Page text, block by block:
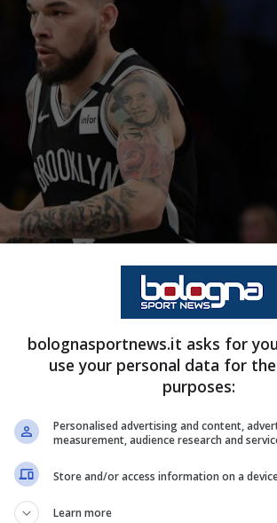
tempo il roster e per la casella di
bolognasportnews.it asks for
use your personal data for
purposes:
Personalised advertising and content,
measurement, audience research and
Store and/or access information on a
Learn more